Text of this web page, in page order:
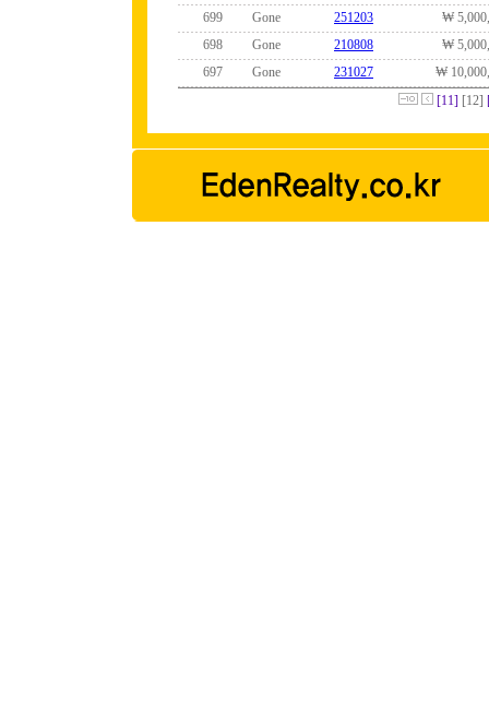
699
Gone 251203
₩
698
Gone 210808
₩
697
Gone 231027
₩
[11] [12]